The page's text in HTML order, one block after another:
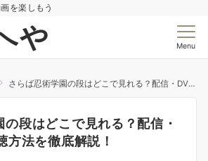
を楽しもう
や Menu
さらば忍術学園の段はどこで見れる？配信・DVD・無料視聴方法を徹底解説！
の段はどこで見れる？配信・
方法を徹底解説！